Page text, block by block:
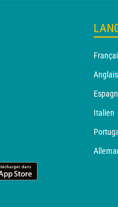
Anglais
Italien